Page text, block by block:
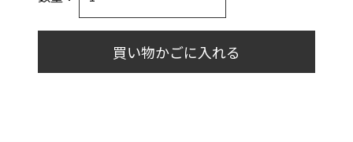
買い物かごに入れる